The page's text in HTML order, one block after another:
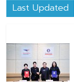
Last Updated